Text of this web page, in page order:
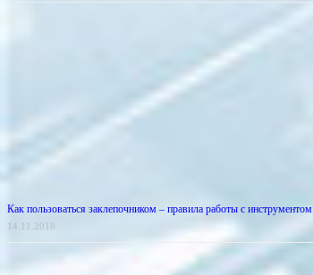
Как пользоваться заклепочником – правила работы с инструментом
14.11.2018